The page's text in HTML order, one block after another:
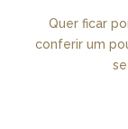
Quer ficar
conferir um